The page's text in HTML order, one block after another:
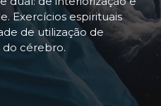
Exercícios espirituais
de utilização de
do cérebro.